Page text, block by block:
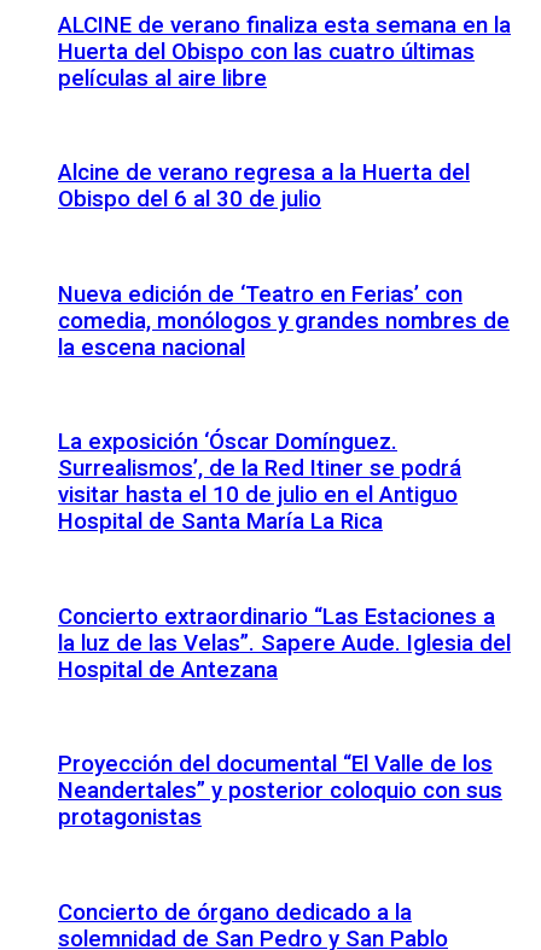
ALCINE de verano finaliza esta semana en la
Huerta del Obispo con las cuatro últimas
películas al aire libre
Alcine de verano regresa a la Huerta del
Obispo del 6 al 30 de julio
Nueva edición de ‘Teatro en Ferias’ con
comedia, monólogos y grandes nombres de
la escena nacional
La exposición ‘Óscar Domínguez.
Surrealismos’, de la Red Itiner se podrá
visitar hasta el 10 de julio en el Antiguo
Hospital de Santa María La Rica
Concierto extraordinario “Las Estaciones a
la luz de las Velas”. Sapere Aude. Iglesia del
Hospital de Antezana
Proyección del documental “El Valle de los
Neandertales” y posterior coloquio con sus
protagonistas
Concierto de órgano dedicado a la
solemnidad de San Pedro y San Pablo